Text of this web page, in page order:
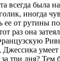
всегда была
иногда
от рутины
раз она
умеет
три дня? Тем